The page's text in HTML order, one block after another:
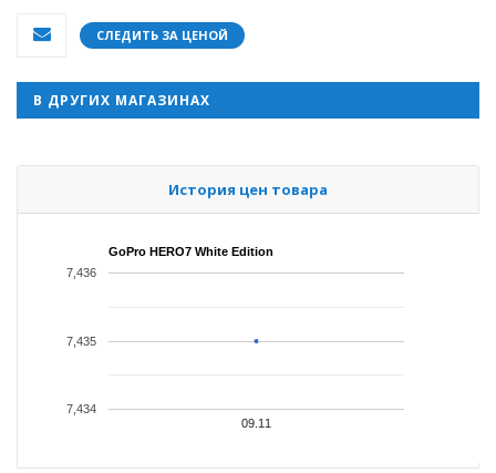
СЛЕДИТЬ ЗА ЦЕНОЙ
В ДРУГИХ МАГАЗИНАХ
История цен товара
GoPro HERO7 White Edition
09.11
7,434
7,435
7,436